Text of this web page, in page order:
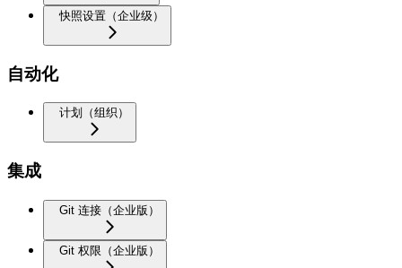
快照设置（企业级）
自动化
计划（组织）
集成
Git 连接（企业版）
Git 权限（企业版）